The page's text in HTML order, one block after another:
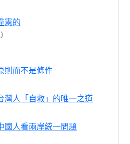
憲的
則而不是條件
灣人「自救」的唯一之道
國人看兩岸統一問題